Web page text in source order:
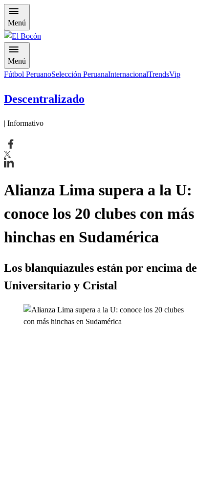
Menú
Menú
Fútbol PeruanoSelección PeruanaInternacionalTrendsVip
Descentralizado
| Informativo
Alianza Lima supera a la U:
conoce los 20 clubes con más
hinchas en Sudamérica
Los blanquiazules están por encima de
Universitario y Cristal